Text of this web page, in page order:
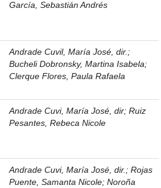
García, Sebastián Andrés
Andrade Cuvil, María José, dir. ;
Bucheli Dobronsky, Martina Isabela;
Clerque Flores, Paula Rafaela
Andrade Cuvi, María José, dir;Ruiz
Pesantes, Rebeca Nicole
Andrade Cuvi, María José, dir. ;Rojas
Puente, Samanta Nicole;Noroña